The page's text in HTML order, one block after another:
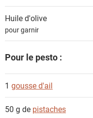
Huile d'olive
pour garnir
Pour le pesto :
1 gousse d'ail
50 g de pistaches